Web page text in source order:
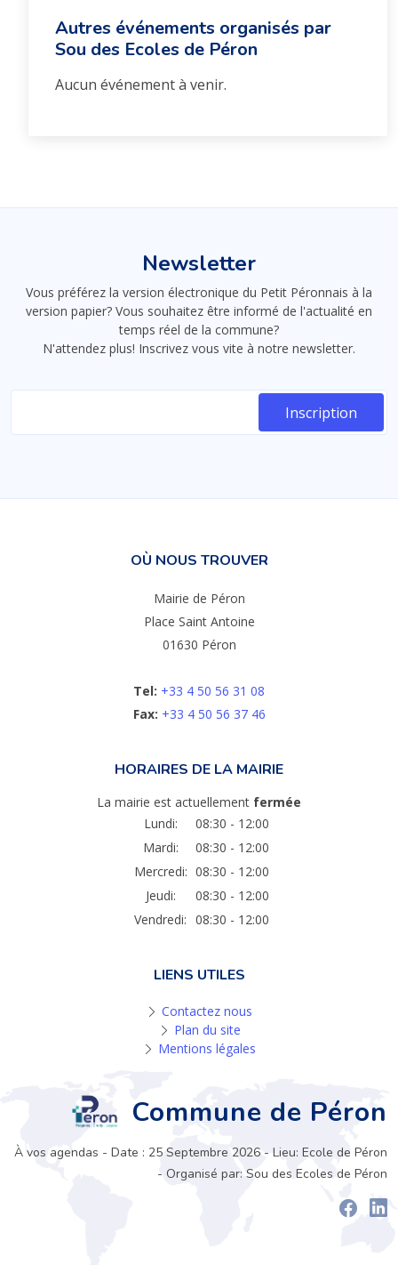
Autres événements organisés par
Sou des Ecoles de Péron
Aucun événement à venir.
Newsletter
Vous préférez la version électronique du Petit Péronnais à la
version papier? Vous souhaitez être informé de l'actualité en
temps réel de la commune?
N'attendez plus! Inscrivez vous vite à notre newsletter.
OÙ NOUS TROUVER
Mairie de Péron
Place Saint Antoine
01630 Péron
Tel: +33 4 50 56 31 08
Fax: +33 4 50 56 37 46
HORAIRES DE LA MAIRIE
La mairie est actuellement fermée
Lundi:
08:30 - 12:00
Mardi:
08:30 - 12:00
Mercredi: 08:30 - 12:00
Jeudi:
08:30 - 12:00
Vendredi: 08:30 - 12:00
LIENS UTILES
Contactez nous
Plan du site
Mentions légales
Commune de Péron
À vos agendas - Date : 25 Septembre 2026 - Lieu: Ecole de Péron
- Organisé par: Sou des Ecoles de Péron